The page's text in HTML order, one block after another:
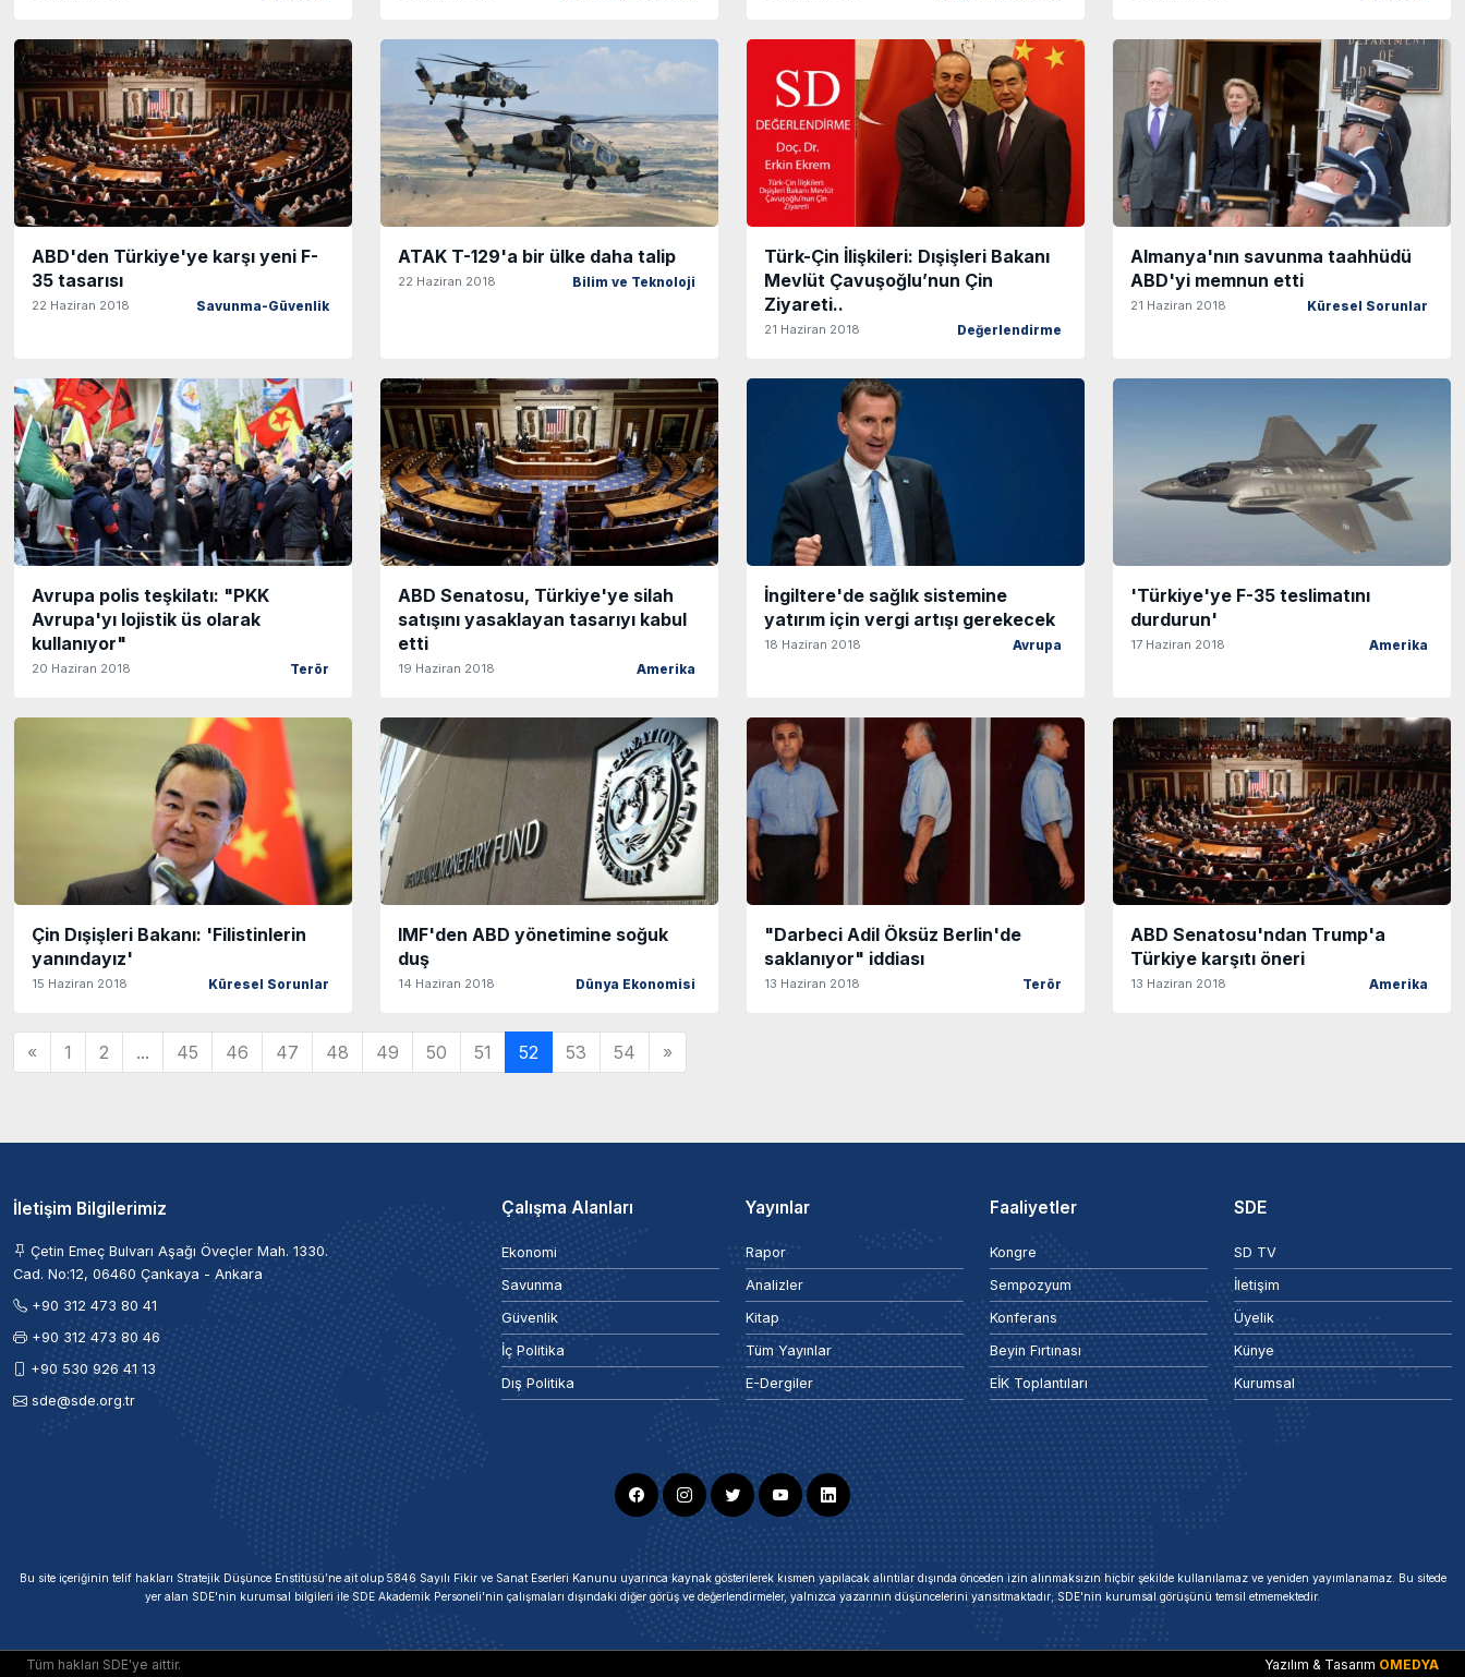
ABD'den Türkiye'ye karşı yeni F-
35 tasarısı
22 Haziran 2018 Savunma-Güvenlik
ATAK T-129'a bir ülke daha talip
22 Haziran 2018 Bilim ve Teknoloji
Türk-Çin İlişkileri: Dışişleri Bakanı
Mevlüt Çavuşoğlu’nun Çin
Ziyareti..
21 Haziran 2018 Değerlendirme
Almanya'nın savunma taahhüdü
ABD'yi memnun etti
21 Haziran 2018 Küresel Sorunlar
Avrupa polis teşkilatı: "PKK
Avrupa'yı lojistik üs olarak
kullanıyor"
20 Haziran 2018 Terör
ABD Senatosu, Türkiye'ye silah
satışını yasaklayan tasarıyı kabul
etti
19 Haziran 2018 Amerika
İngiltere'de sağlık sistemine
yatırım için vergi artışı gerekecek
18 Haziran 2018 Avrupa
'Türkiye'ye F-35 teslimatını
durdurun'
17 Haziran 2018 Amerika
Çin Dışişleri Bakanı: 'Filistinlerin
yanındayız'
15 Haziran 2018 Küresel Sorunlar
IMF'den ABD yönetimine soğuk
duş
14 Haziran 2018 Dünya Ekonomisi
"Darbeci Adil Öksüz Berlin'de
saklanıyor" iddiası
13 Haziran 2018 Terör
ABD Senatosu'ndan Trump'a
Türkiye karşıtı öneri
13 Haziran 2018 Amerika
« 1 2 ... 45 46 47 48 49 50 51 52 53 54 »
İletişim Bilgilerimiz
Çetin Emeç Bulvarı Aşağı Öveçler Mah. 1330.
Cad. No:12, 06460 Çankaya - Ankara
+90 312 473 80 41
+90 312 473 80 46
+90 530 926 41 13
sde@sde.org.tr
Çalışma Alanları
Ekonomi
Savunma
Güvenlik
İç Politika
Dış Politika
Yayınlar
Rapor
Analizler
Kitap
Tüm Yayınlar
E-Dergiler
Faaliyetler
Kongre
Sempozyum
Konferans
Beyin Fırtınası
EİK Toplantıları
SDE
SD TV
İletişim
Üyelik
Künye
Kurumsal
Bu site içeriğinin telif hakları Stratejik Düşünce Enstitüsü’ne ait olup 5846 Sayılı Fikir ve Sanat Eserleri Kanunu uyarınca kaynak gösterilerek kısmen yapılacak alıntılar dışında önceden izin alınmaksızın hiçbir şekilde kullanılamaz ve yeniden yayımlanamaz. Bu sitede
yer alan SDE'nin kurumsal bilgileri ile SDE Akademik Personeli'nin çalışmaları dışındaki diğer görüş ve değerlendirmeler, yalnızca yazarının düşüncelerini yansıtmaktadır; SDE'nin kurumsal görüşünü temsil etmemektedir.
Tüm hakları SDE'ye aittir. Yazılım & Tasarım OMEDYA